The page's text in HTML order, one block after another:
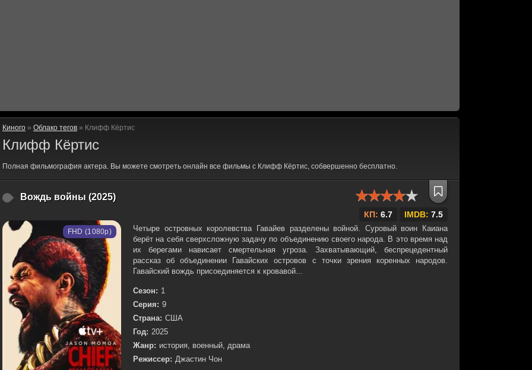
Киного » Облако тегов » Клифф Кёртис
Клифф Кёртис
Полная фильмография актера. Вы можете смотреть онлайн все фильмы с Клифф Кёртис, собвершенно бесплатно.
Вождь войны (2025)
КП: 6.7 IMDB: 7.5
FHD (1080p)
Четыре островных королевства Гавайев разделены войной. Суровый воин Каиана
берёт на себя сверхсложную задачу по объединению своего народа. В это время над
их берегами нависает смертельная угроза. Захватывающий, беспрецедентный
рассказ об объединении Гавайских островов с точки зрения коренных народов.
Гавайский вождь присоединяется к кровавой...
Сезон: 1
Серия: 9
Страна: США
Год: 2025
Жанр: история, военный, драма
Режиссер: Джастин Чон